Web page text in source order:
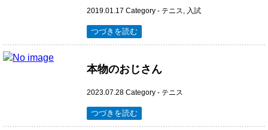
2019.01.17 Category - テニス, 入試
つづきを読む
本物のおじさん
2023.07.28 Category - テニス
つづきを読む